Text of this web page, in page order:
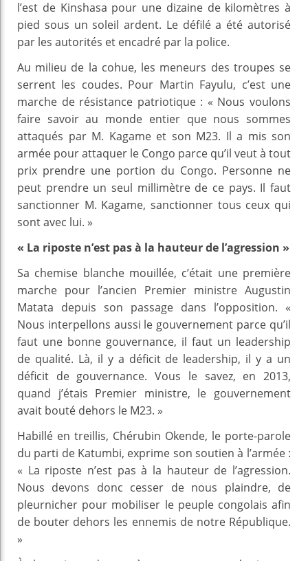
l’est de Kinshasa pour une dizaine de kilomètres à
pied sous un soleil ardent. Le défilé a été autorisé
par les autorités et encadré par la police.
Au milieu de la cohue, les meneurs des troupes se
serrent les coudes. Pour Martin Fayulu, c’est une
marche de résistance patriotique : « Nous voulons
faire savoir au monde entier que nous sommes
attaqués par M. Kagame et son M23. Il a mis son
armée pour attaquer le Congo parce qu’il veut à tout
prix prendre une portion du Congo. Personne ne
peut prendre un seul millimètre de ce pays. Il faut
sanctionner M. Kagame, sanctionner tous ceux qui
sont avec lui. »
« La riposte n’est pas à la hauteur de l’agression »
Sa chemise blanche mouillée, c’était une première
marche pour l’ancien Premier ministre Augustin
Matata depuis son passage dans l’opposition. «
Nous interpellons aussi le gouvernement parce qu’il
faut une bonne gouvernance, il faut un leadership
de qualité. Là, il y a déficit de leadership, il y a un
déficit de gouvernance. Vous le savez, en 2013,
quand j’étais Premier ministre, le gouvernement
avait bouté dehors le M23. »
Habillé en treillis, Chérubin Okende, le porte-parole
du parti de Katumbi, exprime son soutien à l’armée :
« La riposte n’est pas à la hauteur de l’agression.
Nous devons donc cesser de nous plaindre, de
pleurnicher pour mobiliser le peuple congolais afin
de bouter dehors les ennemis de notre République.
»